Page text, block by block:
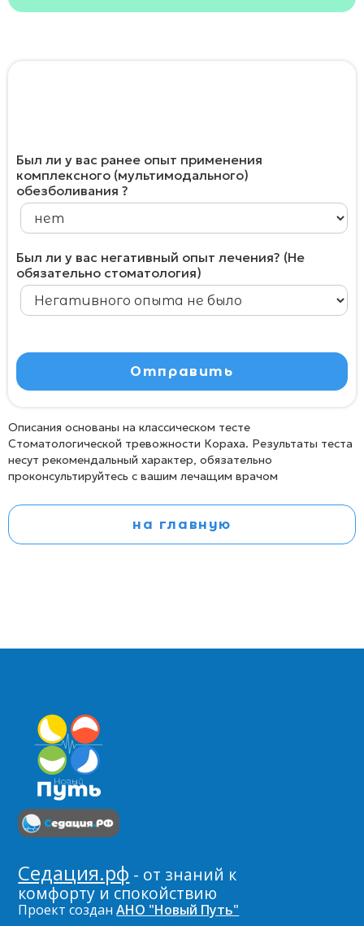
Был ли у вас ранее опыт применения
комплексного (мультимодального)
обезболивания ?
Был ли у вас негативный опыт лечения? (Не
обязательно стоматология)
Описания основаны на классическом тесте
Стоматологической тревожности Кораха. Результаты теста
несут рекомендальный характер, обязательно
проконсультируйтесь с вашим лечащим врачом
на главную
Седация.рф - от знаний к
комфорту и спокойствию
Проект созданАНО "Новый Путь"